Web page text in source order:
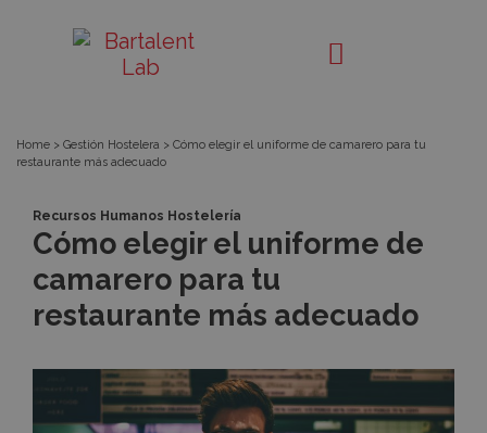
Cómo
elegir
el
de
camarero
Bartalent
Lab
Home > Gestión Hostelera > Cómo elegir el uniforme de camarero para tu
restaurante más adecuado
Recursos Humanos Hostelería
Cómo elegir el uniforme de
camarero para tu
restaurante más adecuado